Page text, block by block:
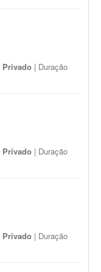
Privado | Duração
Privado | Duração
Privado | Duração